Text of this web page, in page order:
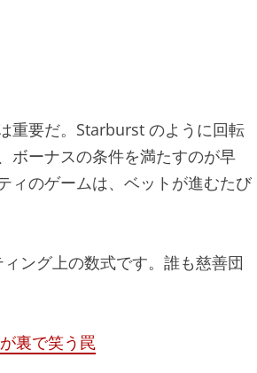
重要だ。Starburst のように回転
ボーナスの条件を満たすのが早
ィのゲームは、ベットが進むたび
ング上の数式です。誰も慈善団
裏で笑う罠